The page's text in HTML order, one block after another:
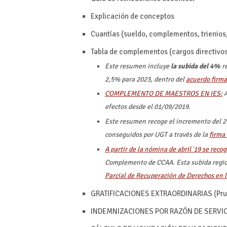
Explicación de conceptos
Cuantías (sueldo, complementos,
Tabla de complementos (cargos
Este resumen incluyela subida del 4%
2,5% para 2023, dentro delacuerdo
COMPLEMENTO DE MAESTROS EN IES:
efectos desde el 01/09/2019.
Este resumen recoge el incremento del
conseguidos por UGT a través de lafirma
A partir de la nómina de abril´19 se
Complemento de CCAA. Esta subida
Parcial de Recuperación de Derechos
GRATIFICACIONES EXTRAORDINARIAS
INDEMNIZACIONES POR RAZÓN DE